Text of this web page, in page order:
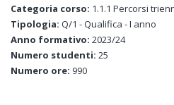
Categoria corso: 1.1.1 Percorsi
Tipologia: Q/1 - Qualifica - I anno
Anno formativo: 2023/24
Numero studenti: 25
Numero ore: 990